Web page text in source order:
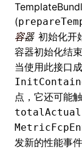
(
容器 初始化开
容器初始化结
当使用此接口
点，它还可能
发新的性能事件